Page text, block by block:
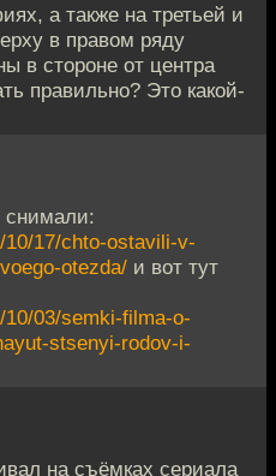
а также на третьей и
в правом ряду
в стороне от центра
правильно? Это какой-
снимали:
17/chto-ostavili-v-
otezda/ и вот тут
03/semki-filma-o-
stsenyi-rodov-i-
на съёмках сериала